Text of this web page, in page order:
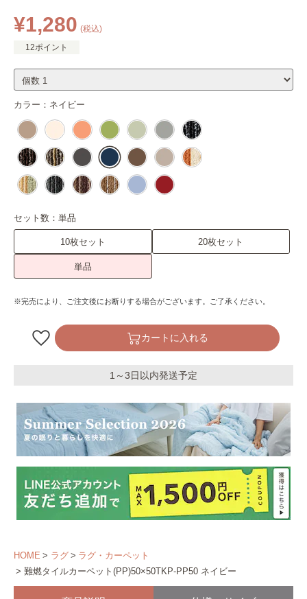
¥1,280 (税込)
12ポイント
カラー： ネイビー
セット数： 単品
10枚セット 20枚セット
単品
※完売により、ご注文後にお断りする場合がございます。ご了承ください。
カートに入れる
1～3日以内発送予定
HOME ラグ
ラグ・カーペット
難燃タイルカーペット(PP)50×50TKP-PP50 ネイビー